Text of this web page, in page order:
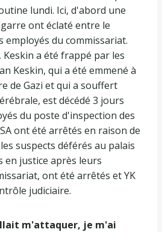
lundi. Ici, d'abord une
ont éclaté entre le
employés du commissariat.
a été frappé par les
Keskin, qui a été emmené à
de Gazi et qui a souffert
est décédé 3 jours
du poste d'inspection des
ont été arrêtés en raison de
suspects déférés au palais
en justice après leurs
ont été arrêtés et YK
judiciaire.
m'attaquer, je m'ai